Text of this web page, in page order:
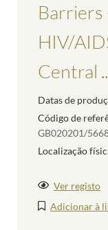
Barriers
HIV/
Central
Datas de
Código de
GB020201/
Localização
Ver registo
Adicionar à